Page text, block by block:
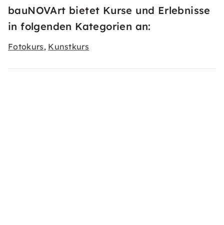
bauNOVArt bietet Kurse und Erlebnisse
in folgenden Kategorien an:
Fotokurs, Kunstkurs